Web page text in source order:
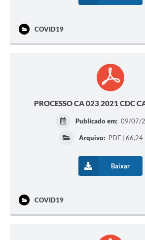
COVID19
PROCESSO CA 023 2021 CDC
Publicado em: 09/07/
Arquivo: PDF | 66,24
Baixar
COVID19